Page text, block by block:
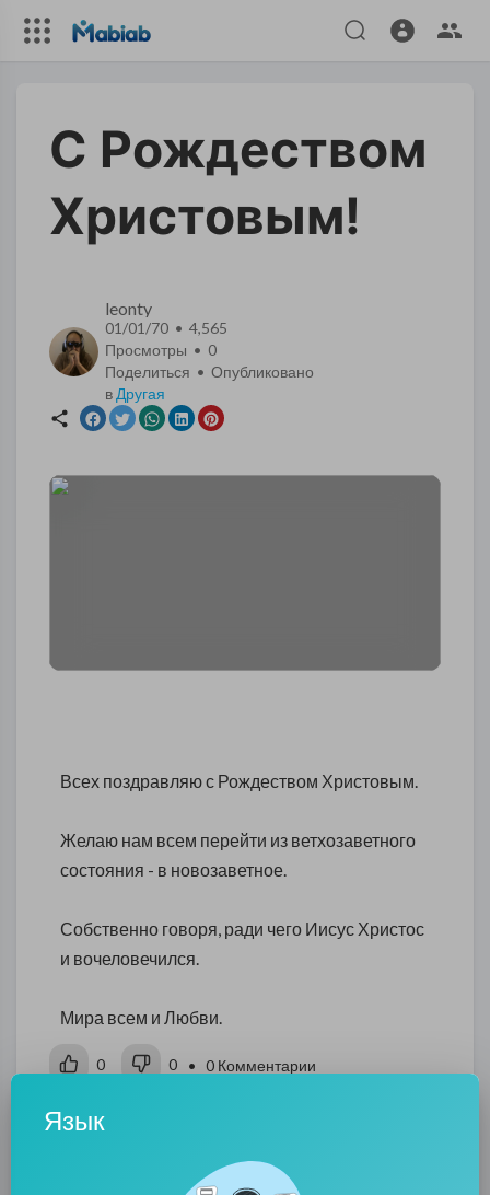
С Рождеством
Христовым!
leonty
01/01/70 • 4,565
Просмотры • 0
Поделиться • Опубликовано
в Другая
Всех поздравляю с Рождеством Христовым.
Желаю нам всем перейти из ветхозаветного
состояния - в новозаветное.
Собственно говоря, ради чего Иисус Христос
и вочеловечился.
Мира всем и Любви.
0 0 • 0 Комментарии
Язык